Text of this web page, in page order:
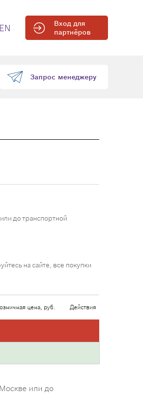
EN
Вход для
партнёров
Запрос менеджеру
до транспортной
на сайте, все покупки
цена, руб. Действия
или до